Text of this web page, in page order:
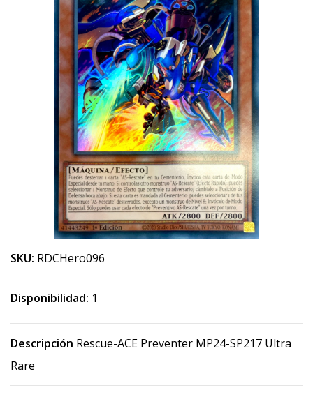
SKU: RDCHero096
Disponibilidad: 1
Descripción Rescue-ACE Preventer MP24-SP217 Ultra
Rare